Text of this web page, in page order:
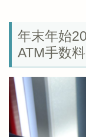
年末年始
ATM手数